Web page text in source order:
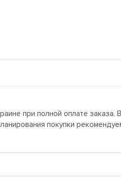
при полной оплате
покупки